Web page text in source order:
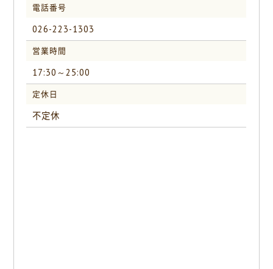
電話番号
026-223-1303
営業時間
17:30～25:00
定休日
不定休